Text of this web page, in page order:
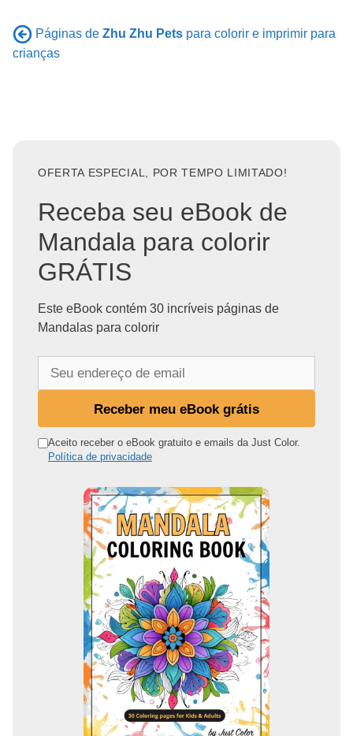
Páginas de Zhu Zhu Pets para colorir e imprimir para
crianças
OFERTA ESPECIAL, POR TEMPO LIMITADO!
Receba seu eBook de
Mandala para colorir
GRÁTIS
Este eBook contém 30 incríveis páginas de
Mandalas para colorir
n
Receber meu eBook grátis
Aceito receber o eBook gratuito e emails da Just Color.
Política de privacidade